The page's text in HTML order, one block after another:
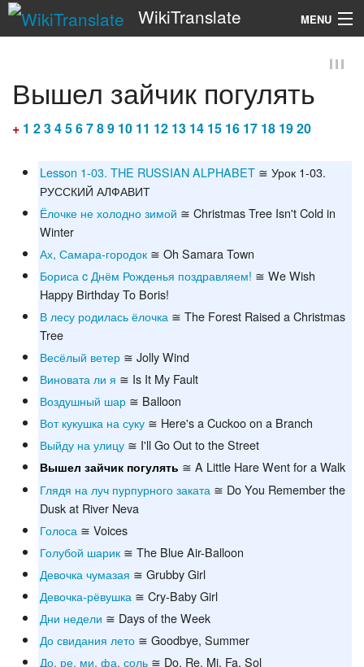
WikiTranslate MENU
Вышел зайчик погулять
+ 1 23456789 10 11 12 13 14 15 16 17 18 1920
Lesson 1-03. THE RUSSIAN ALPHABET ≅ Урок 1-03.
РУССКИЙ АЛФАВИТ
Ёлочке не холодно зимой ≅ Christmas Tree Isn't Cold in
Winter
Ах, Самара-городок ≅ Oh Samara Town
Бориса c Днём Рожденья поздравляем! ≅ We Wish
Happy Birthday To Boris!
В лесу родилась ёлочка ≅ The Forest Raised a Christmas
Tree
Весёлый ветер ≅ Jolly Wind
Виновата ли я ≅ Is It My Fault
Воздушный шар ≅ Balloon
Вот кукушка на суку ≅ Here's a Cuckoo on a Branch
Выйду на улицу ≅ I'll Go Out to the Street
Вышел зайчик погулять ≅ A Little Hare Went for a Walk
Глядя на луч пурпурного заката ≅ Do You Remember the
Dusk at River Neva
Голоса ≅ Voices
Голубой шарик ≅ The Blue Air-Balloon
Девочка чумазая ≅ Grubby Girl
Девочка-рёвушка ≅ Cry-Baby Girl
Дни недели ≅ Days of the Week
До свидания лето ≅ Goodbye, Summer
До, ре, ми, фа, соль ≅ Do, Re, Mi, Fa, Sol